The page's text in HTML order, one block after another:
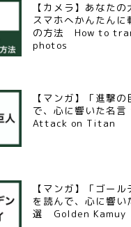
【カメラ】あなたの
スマホへかんたんに
の方法 How to
photos
【マンガ】「進撃
で、心に響いた名
Attack on Titan
【マンガ】「ゴール
を読んで、心に響い
選 Golden Kamuy